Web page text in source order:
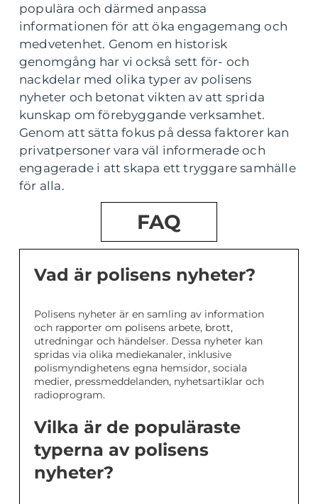
populära och därmed anpassa
informationen för att öka engagemang och
medvetenhet. Genom en historisk
genomgång har vi också sett för- och
nackdelar med olika typer av polisens
nyheter och betonat vikten av att sprida
kunskap om förebyggande verksamhet.
Genom att sätta fokus på dessa faktorer kan
privatpersoner vara väl informerade och
engagerade i att skapa ett tryggare samhälle
för alla.
FAQ
Vad är polisens nyheter?
Polisens nyheter är en samling av information
och rapporter om polisens arbete, brott,
utredningar och händelser. Dessa nyheter kan
spridas via olika mediekanaler, inklusive
polismyndighetens egna hemsidor, sociala
medier, pressmeddelanden, nyhetsartiklar och
radioprogram.
Vilka är de populäraste
typerna av polisens
nyheter?